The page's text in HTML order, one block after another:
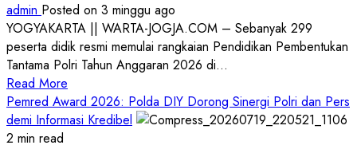
admin Posted on 3 minggu ago
YOGYAKARTA || WARTA-JOGJA.COM – Sebanyak 299
peserta didik resmi memulai rangkaian Pendidikan Pembentukan
Tantama Polri Tahun Anggaran 2026 di...
Read More
more
about
Pemred Award 2026: Polda DIY Dorong Sinergi Polri dan Pers
demi Informasi Kredibel
2 min read